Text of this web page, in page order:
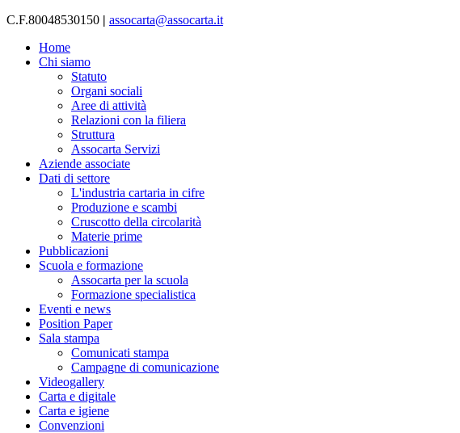
C.F.80048530150 | assocarta@assocarta.it
Home
Chi siamo
Statuto
Organi sociali
Aree di attività
Relazioni con la filiera
Struttura
Assocarta Servizi
Aziende associate
Dati di settore
L'industria cartaria in cifre
Produzione e scambi
Cruscotto della circolarità
Materie prime
Pubblicazioni
Scuola e formazione
Assocarta per la scuola
Formazione specialistica
Eventi e news
Position Paper
Sala stampa
Comunicati stampa
Campagne di comunicazione
Videogallery
Carta e digitale
Carta e igiene
Convenzioni